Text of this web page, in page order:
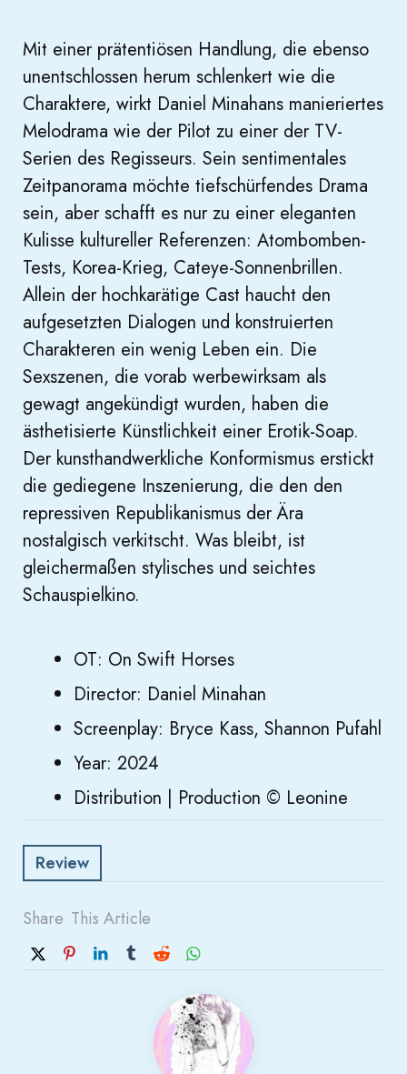
Mit einer prätentiösen Handlung, die ebenso
unentschlossen herum schlenkert wie die
Charaktere, wirkt Daniel Minahans manieriertes
Melodrama wie der Pilot zu einer der TV-
Serien des Regisseurs. Sein sentimentales
Zeitpanorama möchte tiefschürfendes Drama
sein, aber schafft es nur zu einer eleganten
Kulisse kultureller Referenzen: Atombomben-
Tests, Korea-Krieg, Cateye-Sonnenbrillen.
Allein der hochkarätige Cast haucht den
aufgesetzten Dialogen und konstruierten
Charakteren ein wenig Leben ein. Die
Sexszenen, die vorab werbewirksam als
gewagt angekündigt wurden, haben die
ästhetisierte Künstlichkeit einer Erotik-Soap.
Der kunsthandwerkliche Konformismus erstickt
die gediegene Inszenierung, die den den
repressiven Republikanismus der Ära
nostalgisch verkitscht. Was bleibt, ist
gleichermaßen stylisches und seichtes
Schauspielkino.
OT: On Swift Horses
Director: Daniel Minahan
Screenplay: Bryce Kass, Shannon Pufahl
Year: 2024
Distribution | Production © Leonine
Review
Share This Article